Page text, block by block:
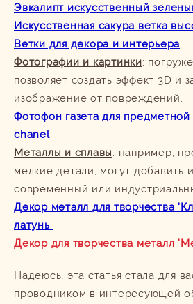
Эвкалипт искусственный
Искусственная сакура ветка
Ветки для декора и интерьера
Фотографии и картинки:
позволяет создать эффект 3D и
изображение от повреждений.
Фотофон газета для
chanel
Металлы и сплавы: например,
мелкие детали, могут добавить
современный или
Декор металл для творчества
латунь
Декор для творчества металл
Надеюсь, эта статья стала для
проводником в интересующей